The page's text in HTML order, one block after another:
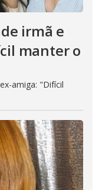
irmã e
manter o
amiga: "Difícil